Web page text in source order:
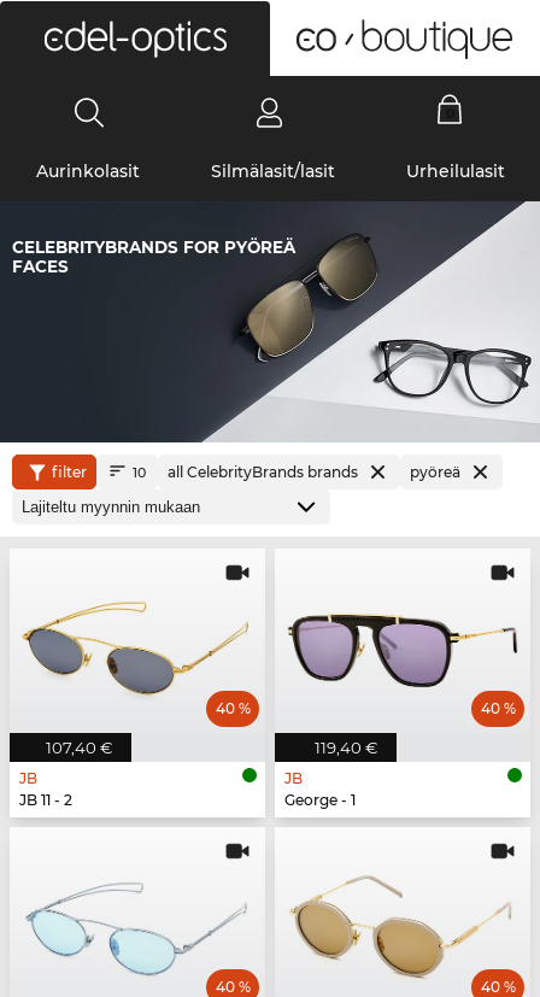
Aurinkolasit Silmälasit/lasit Urheilulasit
CELEBRITYBRANDS FOR PYÖREÄ
FACES
filter 10 all CelebrityBrands brands pyöreä
107,40 €
40 %
JB
JB 11 - 2
119,40 €
40 %
JB
George - 1
40 % 40 %